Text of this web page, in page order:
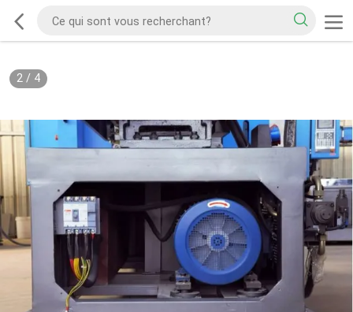
2/ 4